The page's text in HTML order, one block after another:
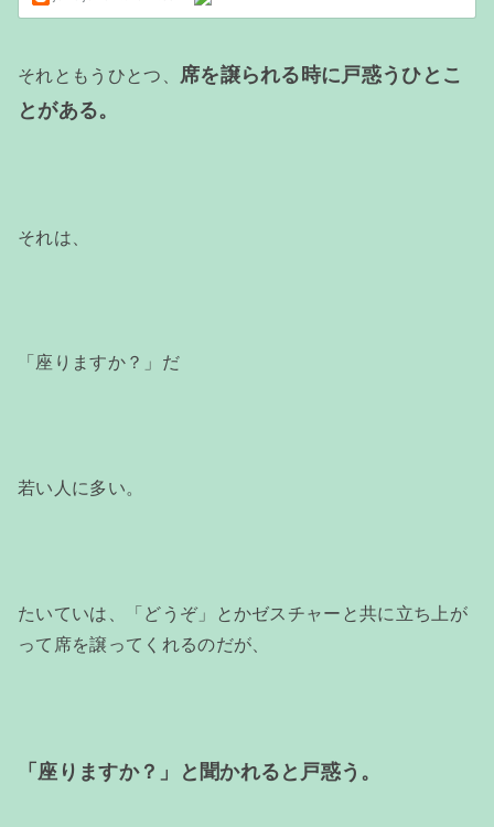
それともうひとつ、 席を譲られる時に戸惑うひとこ
とがある。
それは、
「座りますか？」だ
若い人に多い。
たいていは、「どうぞ」とかゼスチャーと共に立ち上が
って席を譲ってくれるのだが、
「座りますか？」と聞かれると戸惑う。